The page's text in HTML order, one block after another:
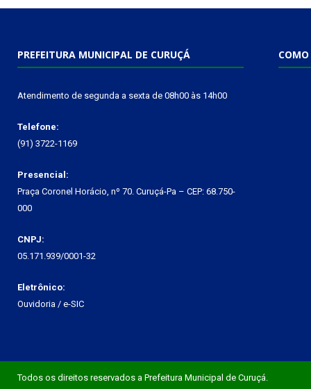
PREFEITURA MUNICIPAL DE CURUÇÁ
Atendimento de segunda a sexta de 08h00 às 14h00
Telefone:
(91) 3722-1169
Presencial:
Praça Coronel Horácio, nº 70. Curuçá-Pa – CEP: 68.750-
000
CNPJ:
05.171.939/0001-32
Eletrônico:
Ouvidoria / e-SIC
COMO
Todos os direitos reservados a Prefeitura Municipal de Curuçá.